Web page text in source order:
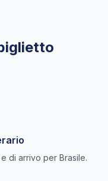
di arrivo per Brasile.